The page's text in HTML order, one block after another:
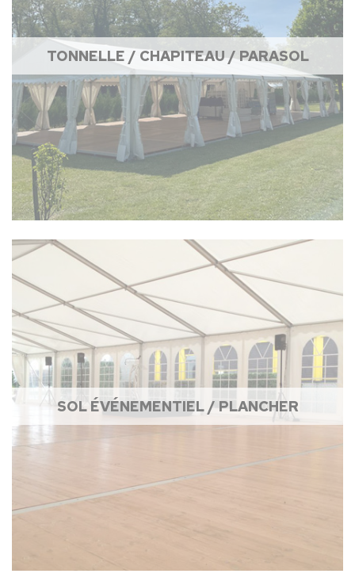
TONNELLE / CHAPITEAU / PARASOL
SOL ÉVÉNEMENTIEL / PLANCHER